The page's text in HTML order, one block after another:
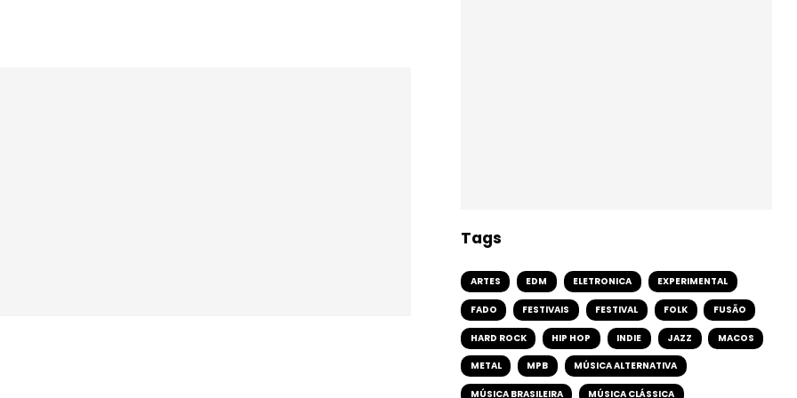
Tags
ARTES EDM ELETRONICA EXPERIMENTAL
FADO FESTIVAIS FESTIVAL FOLK FUSÃO
HARD ROCK HIP HOP INDIE JAZZ MACOS
METAL MPB MÚSICA ALTERNATIVA
MÚSICA BRASILEIRA MÚSICA CLÁSSICA